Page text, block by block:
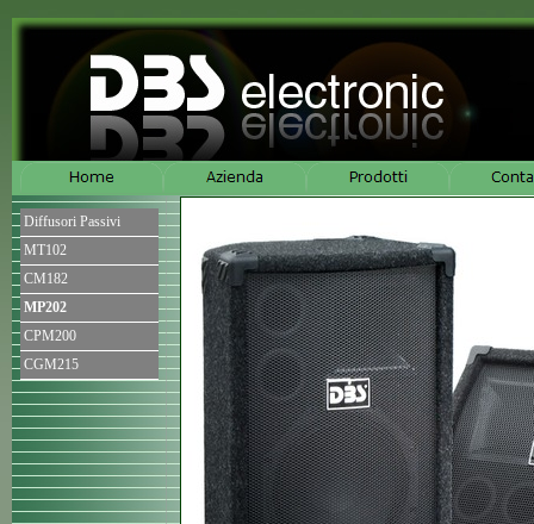
Diffusori Passivi
MT102
CM182
MP202
CPM200
CGM215